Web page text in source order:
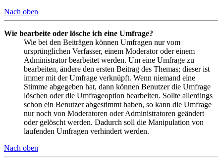
Nach oben
Wie bearbeite oder lösche ich eine Umfrage?
Wie bei den Beiträgen können Umfragen nur vom
ursprünglichen Verfasser, einem Moderator oder einem
Administrator bearbeitet werden. Um eine Umfrage zu
bearbeiten, ändere den ersten Beitrag des Themas; dieser ist
immer mit der Umfrage verknüpft. Wenn niemand eine
Stimme abgegeben hat, dann können Benutzer die Umfrage
löschen oder die Umfrageoption bearbeiten. Sollte allerdings
schon ein Benutzer abgestimmt haben, so kann die Umfrage
nur noch von Moderatoren oder Administratoren geändert
oder gelöscht werden. Dadurch soll die Manipulation von
laufenden Umfragen verhindert werden.
Nach oben